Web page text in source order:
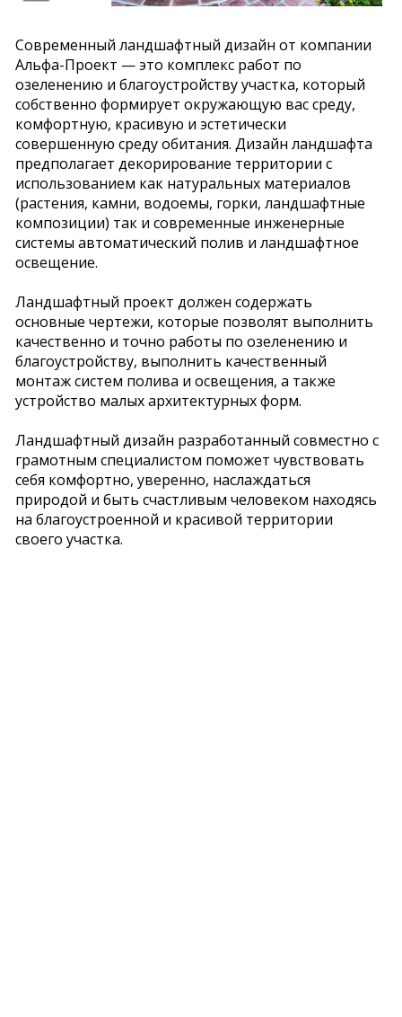
Современный ландшафтный дизайн от компании
Альфа-Проект — это комплекс работ по
озеленению и благоустройству участка, который
собственно формирует окружающую вас среду,
комфортную, красивую и эстетически
совершенную среду обитания. Дизайн ландшафта
предполагает декорирование территории с
использованием как натуральных материалов
(растения, камни, водоемы, горки, ландшафтные
композиции) так и современные инженерные
системы автоматический полив и ландшафтное
освещение.
Ландшафтный проект должен содержать
основные чертежи, которые позволят выполнить
качественно и точно работы по озеленению и
благоустройству, выполнить качественный
монтаж систем полива и освещения, а также
устройство малых архитектурных форм.
Ландшафтный дизайн разработанный совместно с
грамотным специалистом поможет чувствовать
себя комфортно, уверенно, наслаждаться
природой и быть счастливым человеком находясь
на благоустроенной и красивой территории
своего участка.